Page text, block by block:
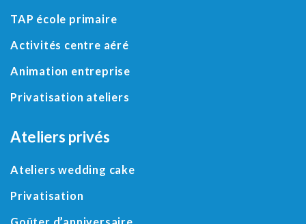
TAP école primaire
Activités centre aéré
Animation entreprise
Privatisation ateliers
Ateliers privés
Ateliers wedding cake
Privatisation